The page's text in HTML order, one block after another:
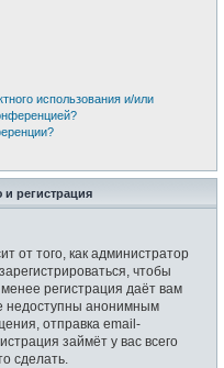
использования и/или
регистрация
от того, как администратор
чтобы
регистрация даёт вам
недоступны анонимным
отправка email-
займёт у вас всего
сделать.